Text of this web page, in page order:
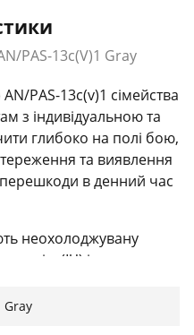
PAS-13c(V)1 Gray
PAS-13c(v)1 сімейства
з індивідуальною та
глибоко на полі бою,
та виявлення
в денний час
неохолоджувану
(ІЧ) і
перегляду.
Gray